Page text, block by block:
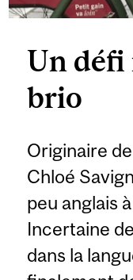
Un défi
brio
Originaire
Chloé
peu anglais
Incertaine
dans la